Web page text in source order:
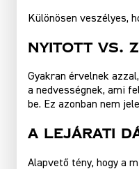
Különösen veszélyes,
Nyitott Vs.
Gyakran érvelnek
a nedvességnek, ami
be. Ez azonban nem
A Lejárati
Alapvető tény, hogy a